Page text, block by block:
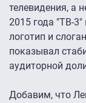
телевидения, а
2015 года "ТВ-
логотип и
показывал
аудиторной
Добавим, что